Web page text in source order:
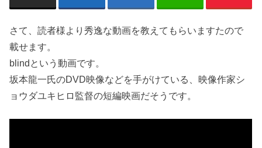
さて、読者様より秀逸な動画を教えてもらいますたので
載せます。
blindという動画です。
坂本龍一氏のDVD映像などを手がけている、映像作家シ
ョウダユキヒロ監督の短編映画だそうです。